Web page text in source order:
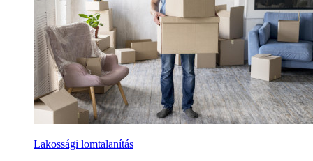
Lakossági lomtalanítás